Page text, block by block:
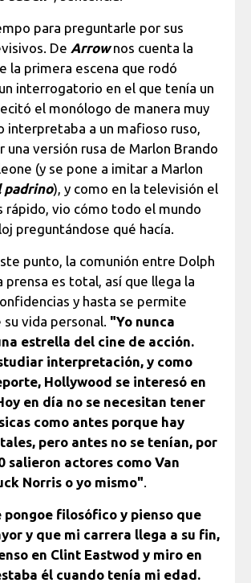
para preguntarle por sus
De Arrownos cuenta la
la primera escena que rodó
interrogatorio en el que tenía un
el monólogo de manera muy
interpretaba a un mafioso ruso,
una versión rusa de Marlon Brando
(y se pone a imitar a Marlon
padrino), y como en la televisión el
rápido, vio cómo todo el mundo
preguntándose qué hacía.
punto, la comunión entre Dolph
prensa es total, así que llega la
y hasta se permite
su vida personal. "Yo nunca
estrella del cine de acción.
interpretación, y como
Hollywood se interesó en
en día no se necesitan tener
como antes porque hay
pero antes no se tenían, por
salieron actores como Van
Norris o yo mismo".
pongoe filosófico y pienso que
y que mi carrera llega a su fin,
en Clint Eastwod y miro en
él cuando tenía mi edad.